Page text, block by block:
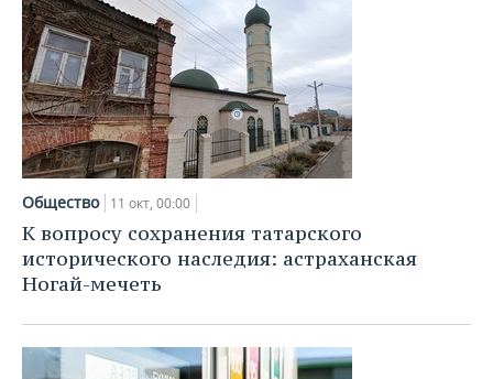
Общество 11 окт, 00:00
К вопросу сохранения татарского
исторического наследия: астраханская
Ногай-мечеть